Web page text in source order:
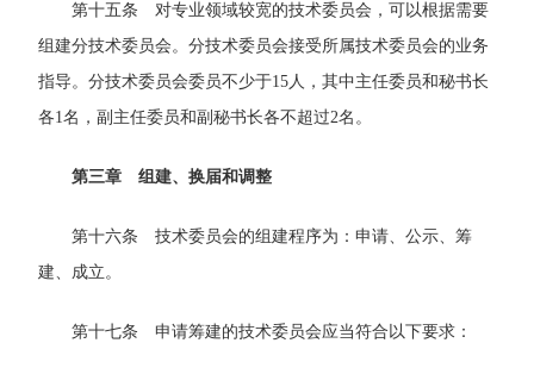
第十五条 对专业领域较宽的技术委员会，可以根据需要
组建分技术委员会。分技术委员会接受所属技术委员会的业务
指导。分技术委员会委员不少于15人，其中主任委员和秘书长
各1名，副主任委员和副秘书长各不超过2名。
第三章 组建、换届和调整
第十六条 技术委员会的组建程序为：申请、公示、筹
建、成立。
第十七条 申请筹建的技术委员会应当符合以下要求：